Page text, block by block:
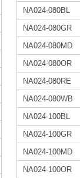
NA024-080BL
NA024-080GR
NA024-080MD
NA024-080OR
NA024-080RE
NA024-080WB
NA024-100BL
NA024-100GR
NA024-100MD
NA024-100OR